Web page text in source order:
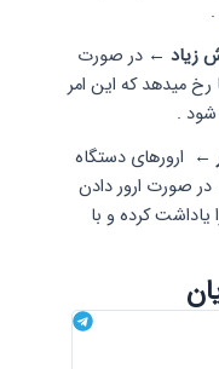
زیاد ← در صورت
رخ میدهد که این امر
.
← ارورهای دستگاه
در صورت ارور دادن
یاداشت کرده و با